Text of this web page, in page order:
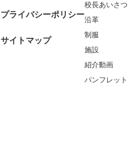
プライバシーポリシー
サイトマップ
校長あいさつ
沿革
制服
施設
紹介動画
パンフレット